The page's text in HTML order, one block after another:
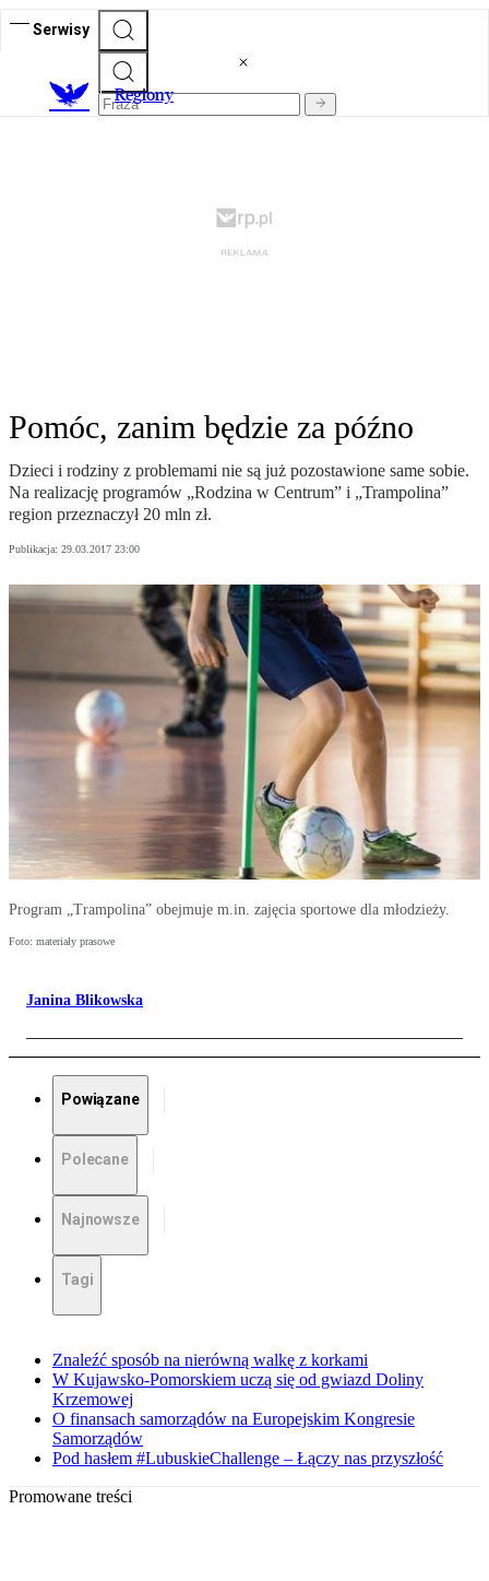
Serwisy
Regiony
Pomóc, zanim będzie za późno
Dzieci i rodziny z problemami nie są już pozostawione same sobie.
Na realizację programów „Rodzina w Centrum” i „Trampolina”
region przeznaczył 20 mln zł.
Publikacja: 29.03.2017 23:00
Program „Trampolina” obejmuje m.in. zajęcia sportowe dla młodzieży.
Foto: materiały prasowe
Janina Blikowska
Powiązane
Polecane
Najnowsze
Tagi
Znaleźć sposób na nierówną walkę z korkami
W Kujawsko-Pomorskiem uczą się od gwiazd Doliny
Krzemowej
O finansach samorządów na Europejskim Kongresie
Samorządów
Pod hasłem #LubuskieChallenge – Łączy nas przyszłość
Promowane treści